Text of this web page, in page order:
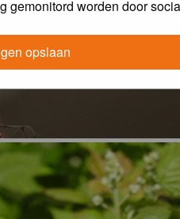
gemonitord worden door
opslaan